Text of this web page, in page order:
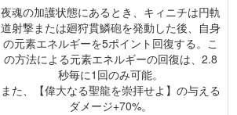
夜魂の加護状態にあるとき、キィニチは円軌
道射撃または廻狩貫鱗砲を発動した後、自身
の元素エネルギーを5ポイント回復する。こ
の方法による元素エネルギーの回復は、2.8
秒毎に1回のみ可能。
また、【偉大なる聖龍を崇拝せよ】の与える
ダメージ+70%。